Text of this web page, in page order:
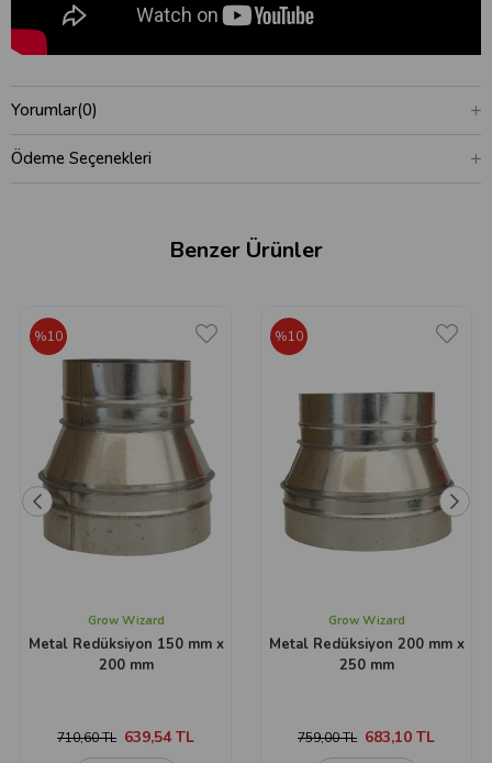
Yorumlar(0)
Ödeme Seçenekleri
Benzer Ürünler
Grow Wizard
Metal Redüksiyon 150 mm x
200 mm
639,54 TL
710,60 TL
%10
Grow Wizard
Metal Redüksiyon 200 mm x
250 mm
683,10 TL
759,00 TL
%10